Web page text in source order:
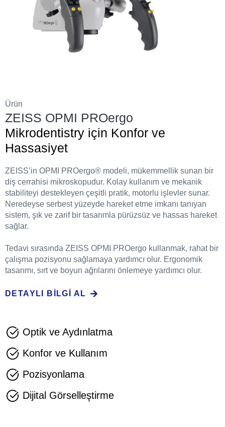
Ürün
ZEISS OPMI PROergo
Mikrodentistry için Konfor ve
Hassasiyet
ZEISS’in OPMI PROergo® modeli, mükemmellik sunan bir
diş cerrahisi mikroskopudur. Kolay kullanım ve mekanik
stabiliteyi destekleyen çeşitli pratik, motorlu işlevler sunar.
Neredeyse serbest yüzeyde hareket etme imkanı tanıyan
sistem, şık ve zarif bir tasarımla pürüzsüz ve hassas hareket
sağlar.
Tedavi sırasında ZEISS OPMI PROergo kullanmak, rahat bir
çalışma pozisyonu sağlamaya yardımcı olur. Ergonomik
tasarımı, sırt ve boyun ağrılarını önlemeye yardımcı olur.
DETAYLI BILGI AL
Optik ve Aydınlatma
Konfor ve Kullanım
Pozisyonlama
Dijital Görselleştirme